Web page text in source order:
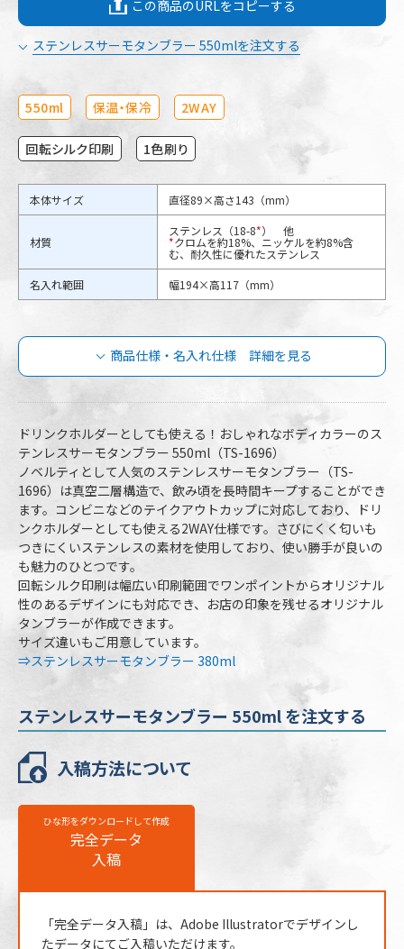
この商品のURLをコピーする
ステンレスサーモタンブラー 550mlを注文する
550ml 保温・保冷 2WAY
回転シルク印刷 1色刷り
本体サイズ 直径89×高さ143（mm）
材質
ステンレス（18-8*） 他
*クロムを約18%、ニッケルを約8%含
む、耐久性に優れたステンレス
名入れ範囲
幅194×高117（mm）
商品仕様・名入れ仕様 詳細を見る
ステンレスサーモタンブラー 550mlの商
品仕様
品番
TS-1696-044
TS-1696-005
TS-1696-028
TS-1696-040
TS-1696-041
TS-1696-025
TS-1696-009
容量
本体カラー
7色より選択
最小ロット
30個
個包装
PP袋､紙箱（幅93×高150×奥93mm）
最短出荷予定日
校了後14営業日後出荷
ステンレスサーモタンブラー 550mlの名入
名入れ方法
名入れ色
標準カラー24色より1色選択
版代
販売価格（本体代＋印刷代）に含む
ドリンクホルダーとしても使える！おしゃれなボディカラーのス
テンレスサーモタンブラー 550ml（TS-1696）
ノベルティとして人気のステンレスサーモタンブラー（TS-
1696）は真空二層構造で、飲み頃を長時間キープすることができ
ます。コンビニなどのテイクアウトカップに対応しており、ドリ
ンクホルダーとしても使える2WAY仕様です。さびにくく匂いも
つきにくいステンレスの素材を使用しており、使い勝手が良いの
も魅力のひとつです。
回転シルク印刷は幅広い印刷範囲でワンポイントからオリジナル
性のあるデザインにも対応でき、お店の印象を残せるオリジナル
タンブラーが作成できます。
サイズ違いもご用意しています。
⇒ステンレスサーモタンブラー 380ml
ステンレスサーモタンブラー 550ml を注文する
入稿方法について
ひな形をダウンロードして作成
完全データ
入稿
「完全データ入稿」は、Adobe Illustratorでデザインし
たデータにてご入稿いただけます。